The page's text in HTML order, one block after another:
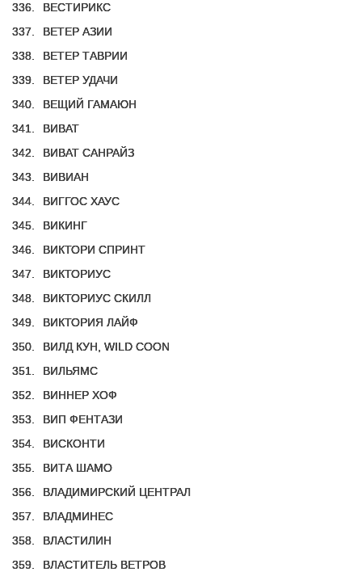
336.
ВЕСТИРИКС
337.
ВЕТЕР АЗИИ
338.
ВЕТЕР ТАВРИИ
339.
ВЕТЕР УДАЧИ
340.
ВЕЩИЙ ГАМАЮН
341.
ВИВАТ
342.
ВИВАТ САНРАЙЗ
343.
ВИВИАН
344.
ВИГГОС ХАУС
345.
ВИКИНГ
346.
ВИКТОРИ СПРИНТ
347.
ВИКТОРИУС
348.
ВИКТОРИУС СКИЛЛ
349.
ВИКТОРИЯ ЛАЙФ
350.
ВИЛД КУН, WILD COON
351.
ВИЛЬЯМС
352.
ВИННЕР ХОФ
353.
ВИП ФЕНТАЗИ
354.
ВИСКОНТИ
355.
ВИТА ШАМО
356.
ВЛАДИМИРСКИЙ ЦЕНТРАЛ
357.
ВЛАДМИНЕС
358.
ВЛАСТИЛИН
359.
ВЛАСТИТЕЛЬ ВЕТРОВ